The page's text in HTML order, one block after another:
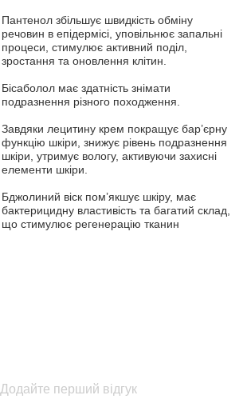
Пантенол збільшує швидкість обміну
речовин в епідермісі, уповільнює запальні
процеси, стимулює активний поділ,
зростання та оновлення клітин.
Бісаболол має здатність знімати
подразнення різного походження.
Завдяки лецитину крем покращує бар’єрну
функцію шкіри, знижує рівень подразнення
шкіри, утримує вологу, активуючи захисні
елементи шкіри.
Бджолиний віск пом’якшує шкіру, має
бактерицидну властивість та багатий склад,
що стимулює регенерацію тканин
Додайте перший відгук